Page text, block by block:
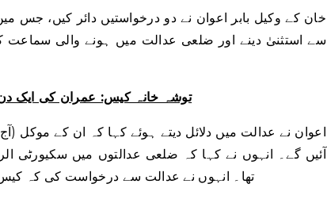
خان کے وکیل بابر اعوان نے دو درخواستیں دائر کیں،
سے استثنیٰ دینے اور ضلعی عدالت میں ہونے والی
توشہ خانہ کیس: عمران کی ایک
اعوان نے عدالت میں دلائل دیتے ہوئے کہا کہ ان کے موکل
آئیں گے۔ انہوں نے کہا کہ ضلعی عدالتوں میں سکیورٹی
تھا۔ انہوں نے عدالت سے درخواست کی کہ